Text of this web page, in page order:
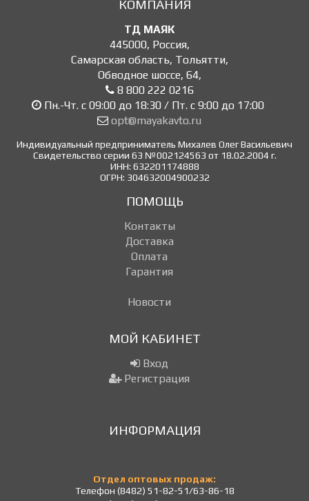
КОМПАНИЯ
ТД МАЯК
445000, Россия,
Самарская область, Тольятти,
Обводное шоссе, 64,
8 800 222 0216
Пн.-Чт. с 09:00 до 18:30 / Пт. с 9:00 до 17:00
opt@mayakavto.ru
Индивидуальный предприниматель Михалев Олег Васильевич
Свидетельство серии 63 №002124563 от 18.02.2004 г.
ИНН: 632201174888
ОГРН: 304632004900232
ПОМОЩЬ
Контакты
Доставка
Оплата
Гарантия
Новости
МОЙ КАБИНЕТ
Вход
Регистрация
ИНФОРМАЦИЯ
Отдел оптовых продаж:
Телефон (8482) 51-82-51/63-86-18